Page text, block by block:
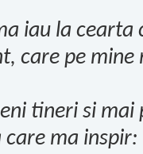
iau la
care pe
tineri si
care ma